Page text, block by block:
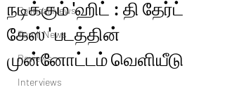
Political News
Tamil News
Reviews
Interviews
நடிக்கும் 'ஹிட் : தி தேர்ட்
கேஸ் ' படத்தின்
முன்னோட்டம் வெளியீடு